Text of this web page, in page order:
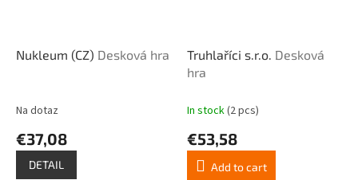
Nukleum (CZ) Desková hra
Na dotaz
€37,08
DETAIL
Truhlaříci s.r.o. Desková
hra
In stock(2 pcs)
€53,58
Add to cart